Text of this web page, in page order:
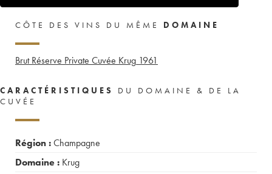
CÔTE DES VINS DU MÊME DOMAINE
Brut Réserve Private Cuvée Krug 1961
CARACTÉRISTIQUES
DU DOMAINE & DE LA
CUVÉE
Région :Champagne
Domaine : Krug